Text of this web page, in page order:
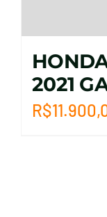
2021
R$